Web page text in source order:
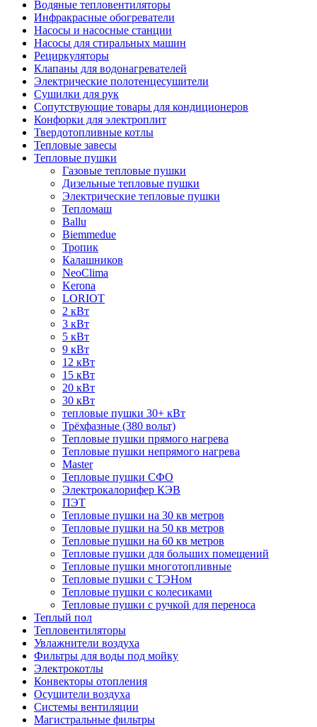
Водяные тепловентиляторы
Инфракрасные обогреватели
Насосы и насосные станции
Насосы для стиральных машин
Рециркуляторы
Клапаны для водонагревателей
Электрические полотенцесушители
Сушилки для рук
Сопутствующие товары для кондиционеров
Конфорки для электроплит
Твердотопливные котлы
Тепловые завесы
Тепловые пушки
Газовые тепловые пушки
Дизельные тепловые пушки
Электрические тепловые пушки
Тепломаш
Ballu
Biemmedue
Тропик
Калашников
NeoClima
Kerona
LORIOT
2 кВт
3 кВт
5 кВт
9 кВт
12 кВт
15 кВт
20 кВт
30 кВт
тепловые пушки 30+ кВт
Трёхфазные (380 вольт)
Тепловые пушки прямого нагрева
Тепловые пушки непрямого нагрева
Master
Тепловые пушки СФО
Электрокалорифер КЭВ
ПЭТ
Тепловые пушки на 30 кв метров
Тепловые пушки на 50 кв метров
Тепловые пушки на 60 кв метров
Тепловые пушки для больших помещений
Тепловые пушки многотопливные
Тепловые пушки с ТЭНом
Тепловые пушки с колесиками
Тепловые пушки с ручкой для переноса
Теплый пол
Тепловентиляторы
Увлажнители воздуха
Фильтры для воды под мойку
Электрокотлы
Конвекторы отопления
Осушители воздуха
Системы вентиляции
Магистральные фильтры